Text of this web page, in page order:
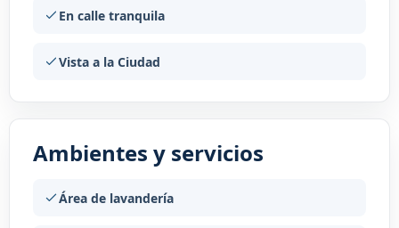
En calle tranquila
Vista a la Ciudad
Ambientes y servicios
Área de lavandería